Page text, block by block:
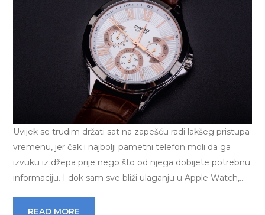
Uvijek se trudim držati sat na zapešću radi lakšeg pristupa
vremenu, jer čak i najbolji pametni telefon moli da ga
izvuku iz džepa prije nego što od njega dobijete potrebnu
informaciju. I dok sam sve bliži ulaganju u Apple Watch,…
READ MORE